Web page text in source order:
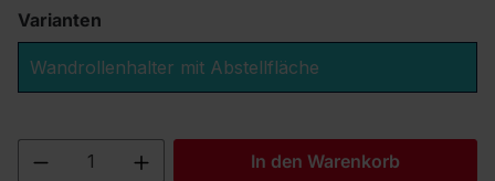
Varianten
Wandrollenhalter mit Abstellfläche
Produkt Anzahl: Gib den gewünschten
In den Warenkorb